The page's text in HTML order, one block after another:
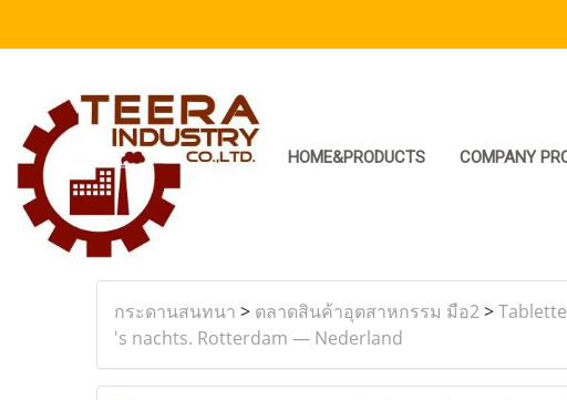
HOME&PRODUCTS COMPANY
กระดานสนทนา > ตลาดสินค้าอุตสาหกรรม มือ2>
's nachts. Rotterdam — Nederland